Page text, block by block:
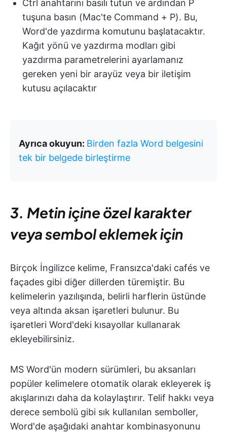
Ctrl anahtarını basılı tutun ve ardından P
tuşuna basın (Mac'te Command + P). Bu,
Word'de yazdırma komutunu başlatacaktır.
Kağıt yönü ve yazdırma modları gibi
yazdırma parametrelerini ayarlamanız
gereken yeni bir arayüz veya bir iletişim
kutusu açılacaktır
Ayrıca okuyun: Birden fazla Word belgesini
tek bir belgede birleştirme
3. Metin içine özel karakter
veya sembol eklemek için
Birçok İngilizce kelime, Fransızca'daki cafés ve
façades gibi diğer dillerden türemiştir. Bu
kelimelerin yazılışında, belirli harflerin üstünde
veya altında aksan işaretleri bulunur. Bu
işaretleri Word'deki kısayollar kullanarak
ekleyebilirsiniz.
MS Word'ün modern sürümleri, bu aksanları
popüler kelimelere otomatik olarak ekleyerek iş
akışlarınızı daha da kolaylaştırır. Telif hakkı veya
derece sembolü gibi sık kullanılan semboller,
Word'de aşağıdaki anahtar kombinasyonunu